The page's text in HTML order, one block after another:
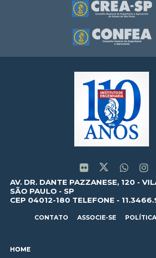
AV. DR. DANTE PAZZANESE, 120 -
SÃO PAULO - SP
CEP 04012-180 TELEFONE -
CONTATO ASSOCIE-SE
HOME